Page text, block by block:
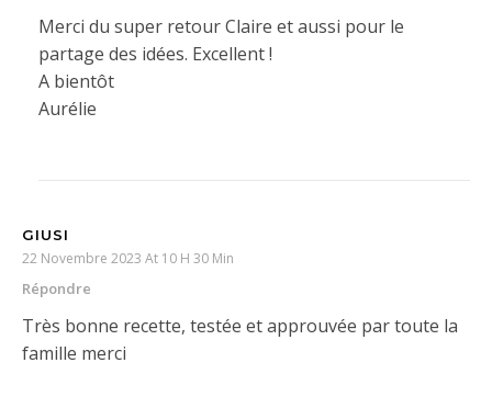
Merci du super retour Claire et aussi pour le
partage des idées. Excellent !
A bientôt
Aurélie
GIUSI
22 Novembre 2023 At 10 H 30 Min
Répondre
Très bonne recette, testée et approuvée par toute la
famille merci